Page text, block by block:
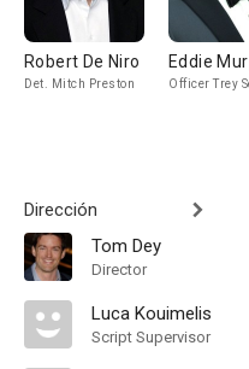
Robert De Niro
Det. Mitch Preston
Eddie
Officer Trey
Dirección
Tom Dey
Director
Luca Kouimelis
Script Supervisor